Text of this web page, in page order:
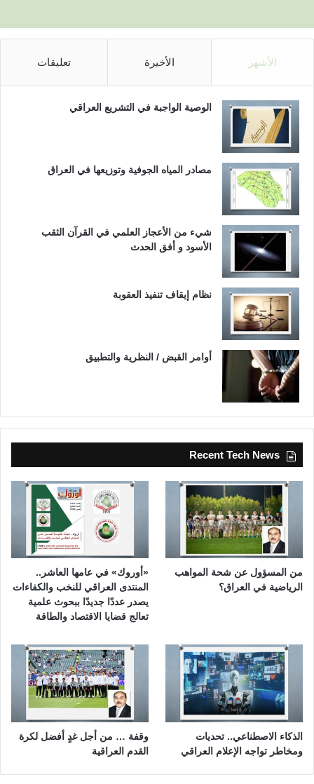
الأشهر الأخيرة تعليقات
الوصية الواجبة في التشريع العراقي
مصادر المياه الجوفية وتوزيعها في العراق
شيء من الأعجاز العلمي في القرآن الثقب
الأسود و أفق الحدث
نظام إيقاف تنفيذ العقوبة
أوامر القبض / النظرية والتطبيق
Recent Tech News
من المسؤول عن شحة المواهب
الرياضية في العراق؟
«أوروك» في عامها العاشر..
المنتدى العراقي للنخب والكفاءات
يصدر عددًا جديدًا ببحوث علمية
تعالج قضايا الاقتصاد والطاقة
الذكاء الاصطناعي.. تحديات
ومخاطر تواجه الإعلام العراقي
وقفة … من أجل غدٍ أفضل لكرة
القدم العراقية